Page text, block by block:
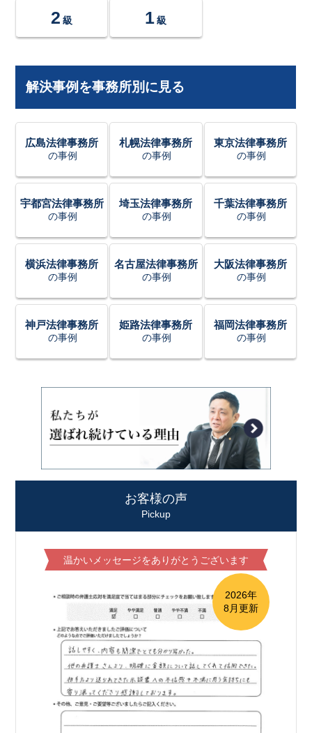
2 級 1 級
解決事例を事務所別に見る
広島法律事務所
の事例
札幌法律事務所
の事例
東京法律事務所
の事例
宇都宮法律事務所
の事例
埼玉法律事務所
の事例
千葉法律事務所
の事例
横浜法律事務所
の事例
名古屋法律事務所
の事例
大阪法律事務所
の事例
神戸法律事務所
の事例
姫路法律事務所
の事例
福岡法律事務所
の事例
お客様の声
Pickup
温かいメッセージをありがとうございます
2026年
8月更新